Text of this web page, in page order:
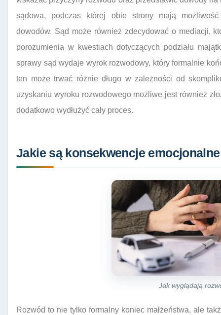
sądowa, podczas której obie strony mają
dowodów. Sąd może również zdecydować o mediacji,
porozumienia w kwestiach dotyczących podziału
sprawy sąd wydaje wyrok rozwodowy, który formalnie
ten może trwać różnie długo w zależności od
uzyskaniu wyroku rozwodowego możliwe jest również
dodatkowo wydłużyć cały proces.
Jakie są konsekwencje
Jak wyglądają
Rozwód to nie tylko formalny koniec małżeństwa, ale